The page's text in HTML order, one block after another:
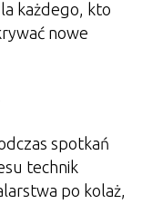
każdego, kto
nowe
spotkań
technik
po kolaż,